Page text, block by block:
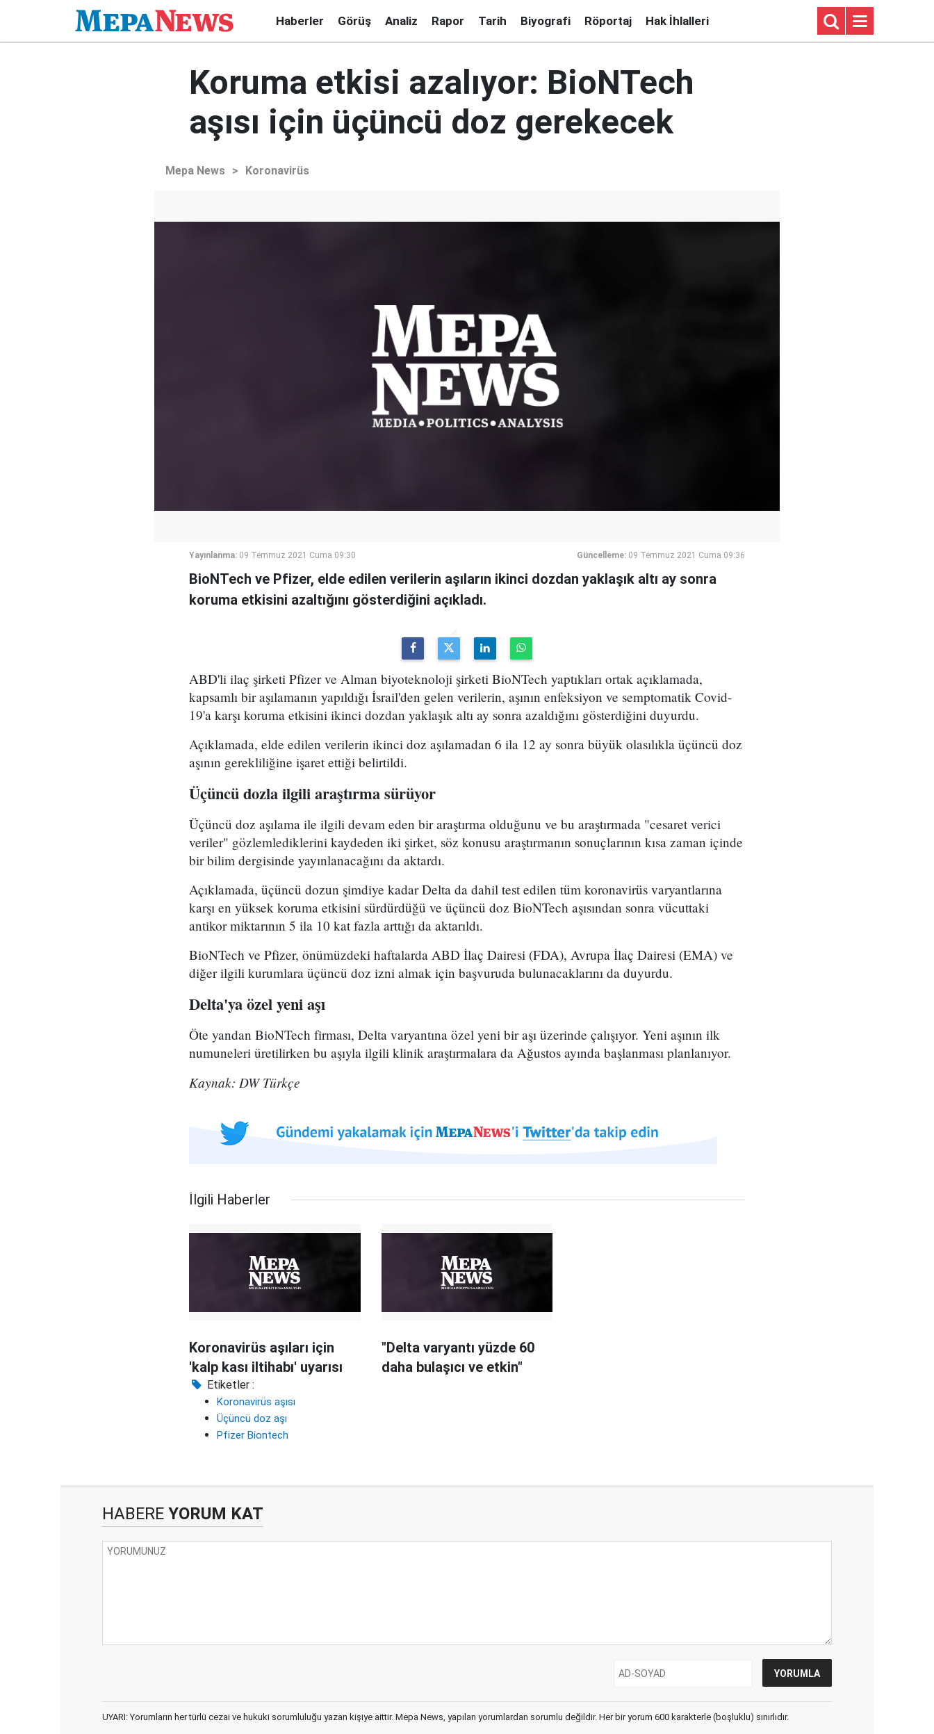
Haberler Görüş Analiz Rapor Tarih Biyografi Röportaj Hak İhlalleri
Koruma etkisi azalıyor: BioNTech
aşısı için üçüncü doz gerekecek
Mepa News > Koronavirüs
Yayınlanma: 09 Temmuz 2021 Cuma 09:30 Güncelleme: 09 Temmuz 2021 Cuma 09:36
BioNTech ve Pfizer, elde edilen verilerin aşıların ikinci dozdan yaklaşık altı ay sonra
koruma etkisini azaltığını gösterdiğini açıkladı.
ABD'li ilaç şirketi Pfizer ve Alman biyoteknoloji şirketi BioNTech yaptıkları ortak açıklamada,
kapsamlı bir aşılamanın yapıldığı İsrail'den gelen verilerin, aşının enfeksiyon ve semptomatik Covid-
19'a karşı koruma etkisini ikinci dozdan yaklaşık altı ay sonra azaldığını gösterdiğini duyurdu.
Açıklamada, elde edilen verilerin ikinci doz aşılamadan 6 ila 12 ay sonra büyük olasılıkla üçüncü doz
aşının gerekliliğine işaret ettiği belirtildi.
Üçüncü dozla ilgili araştırma sürüyor
Üçüncü doz aşılama ile ilgili devam eden bir araştırma olduğunu ve bu araştırmada "cesaret verici
veriler" gözlemlediklerini kaydeden iki şirket, söz konusu araştırmanın sonuçlarının kısa zaman içinde
bir bilim dergisinde yayınlanacağını da aktardı.
Açıklamada, üçüncü dozun şimdiye kadar Delta da dahil test edilen tüm koronavirüs varyantlarına
karşı en yüksek koruma etkisini sürdürdüğü ve üçüncü doz BioNTech aşısından sonra vücuttaki
antikor miktarının 5 ila 10 kat fazla arttığı da aktarıldı.
BioNTech ve Pfizer, önümüzdeki haftalarda ABD İlaç Dairesi (FDA), Avrupa İlaç Dairesi (EMA) ve
diğer ilgili kurumlara üçüncü doz izni almak için başvuruda bulunacaklarını da duyurdu.
Delta'ya özel yeni aşı
Öte yandan BioNTech firması, Delta varyantına özel yeni bir aşı üzerinde çalışıyor. Yeni aşının ilk
numuneleri üretilirken bu aşıyla ilgili klinik araştırmalara da Ağustos ayında başlanması planlanıyor.
Kaynak: DW Türkçe
İlgili Haberler
Koronavirüs aşıları için
'kalp kası iltihabı' uyarısı
"Delta varyantı yüzde 60
daha bulaşıcı ve etkin"
Etiketler :
Koronavirüs aşısı
Üçüncü doz aşı
Pfizer Biontech
HABERE YORUM KAT
UYARI: Yorumların her türlü cezai ve hukuki sorumluluğu yazan kişiye aittir. Mepa News, yapılan yorumlardan sorumlu değildir. Her bir yorum 600 karakterle (boşluklu) sınırlıdır.